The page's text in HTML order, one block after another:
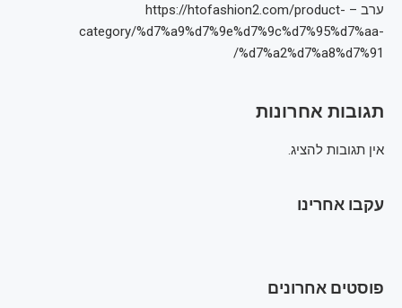
ערב – https://htofashion2.com/product-
category/%d7%a9%d7%9e%d7%9c%d7%95%d7%aa-
%d7%a2%d7%a8%d7%91/
תגובות אחרונות
אין תגובות להציג.
עקבו אחרינו
פוסטים אחרונים